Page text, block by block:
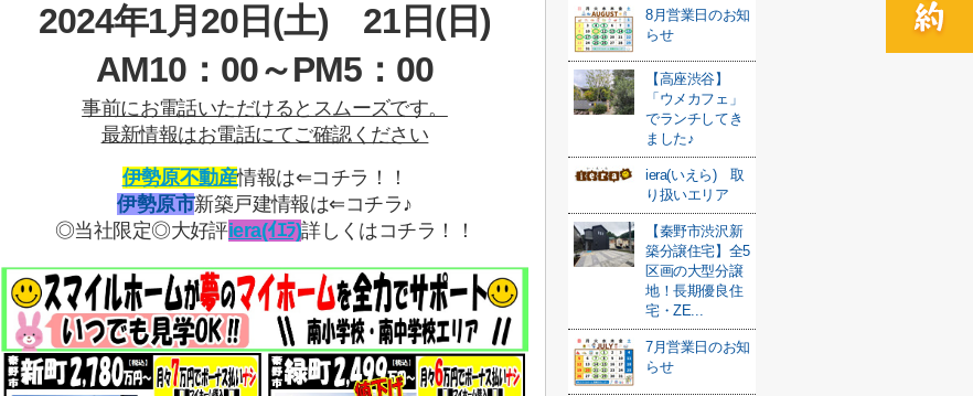
2024年1月20日(土) 21 日(日)
AM10：00～PM5：00
事前にお電話いただけるとスムーズです。
最新情報はお電話にてご確認ください
伊勢原不動産情報は⇐コチラ！！
伊勢原市新築戸建情報は⇐コチラ♪
◎当社限定◎大好評iera(ｲｴﾗ)詳しくはコチラ！！
8月営業日のお知
らせ
【高座渋谷】
「ウメカフェ」
でランチしてき
ました♪
iera(いえら) 取
り扱いエリア
【秦野市渋沢新
築分譲住宅】全5
区画の大型分譲
地！長期優良住
宅・ZE...
7月営業日のお知
らせ